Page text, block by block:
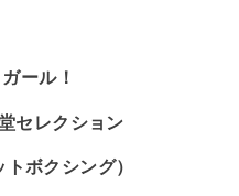
ール！
セレクション
ボクシング）